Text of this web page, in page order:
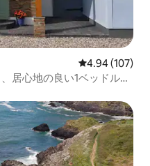
レビュー107
4.94 (107)
居心地の良い1ベッドルー